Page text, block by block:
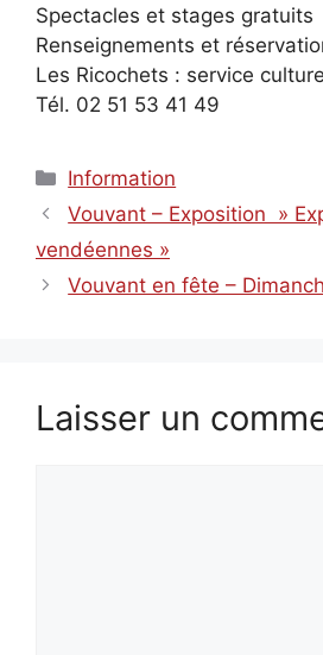
Spectacles et stages gratuits
Renseignements et
Les Ricochets : service culture
Tél. 02 51 53 41 49
Catégories
Information
Vouvant – Exposition »
vendéennes »
Vouvant en fête –
Laisser un